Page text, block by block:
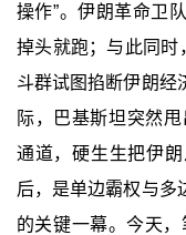
操作”。伊朗革命卫
掉头就跑；与此同时
斗群试图掐断伊朗经
际，巴基斯坦突然
通道，硬生生把伊
后，是单边霸权与多
的关键一幕。今天